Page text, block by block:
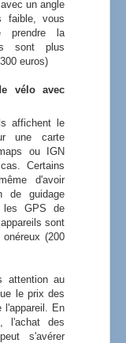
un angle
faible, vous
prendre la
sont plus
euros)
vélo avec
affichent le
une carte
ou IGN
Certains
d'avoir
de guidage
les GPS de
sont
(200
attention au
le prix des
l'appareil. En
l'achat des
s'avérer